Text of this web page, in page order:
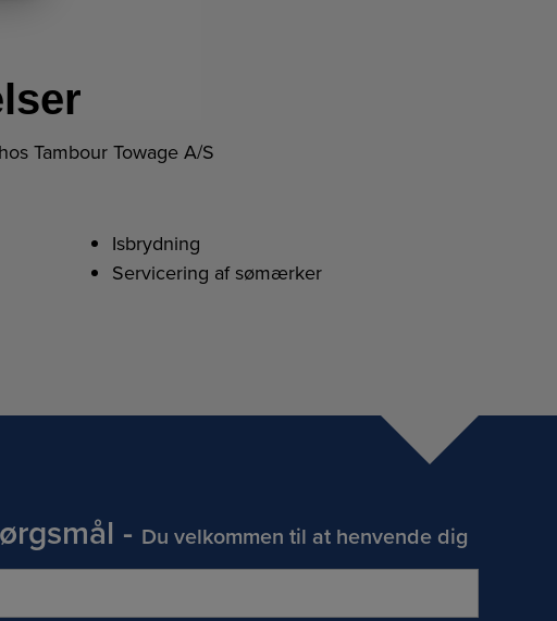
Tambour Towage A/S
Isbrydning
Servicering af sømærker
- Du velkommen til at henvende dig